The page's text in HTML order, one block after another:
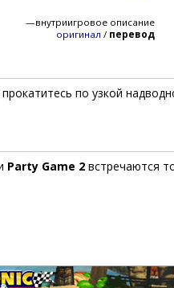
—внутриигровое описание
оригинал / перевод
по узкой
Party Game 2 встречаются